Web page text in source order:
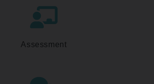
Assessment